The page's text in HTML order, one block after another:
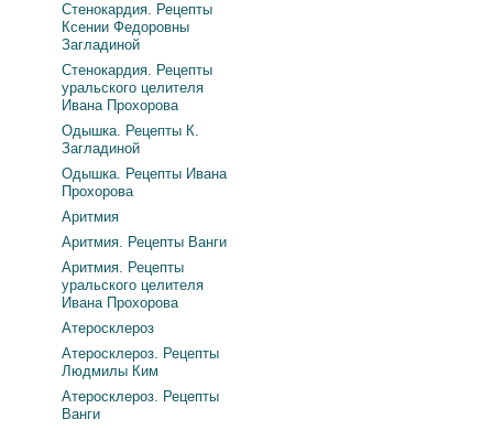
Стенокардия. Рецепты
Ксении Федоровны
Загладиной
Стенокардия. Рецепты
уральского целителя
Ивана Прохорова
Одышка. Рецепты К.
Загладиной
Одышка. Рецепты Ивана
Прохорова
Аритмия
Аритмия. Рецепты Ванги
Аритмия. Рецепты
уральского целителя
Ивана Прохорова
Атеросклероз
Атеросклероз. Рецепты
Людмилы Ким
Атеросклероз. Рецепты
Ванги